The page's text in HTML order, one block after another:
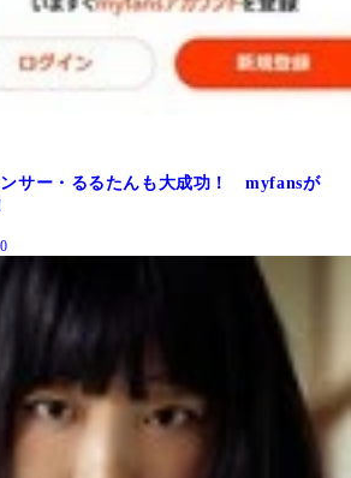
サー・るるたんも大成功！ myfansが